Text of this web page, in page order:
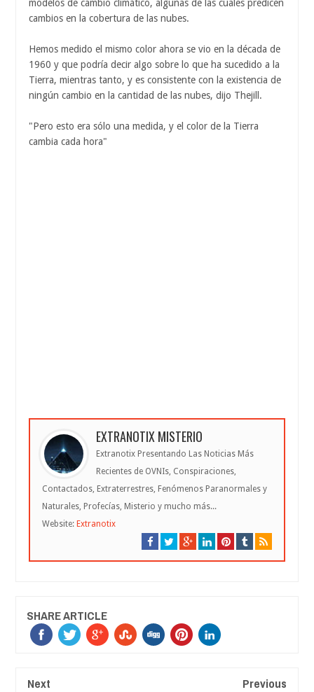
modelos de cambio climático, algunas de las cuales predicen
cambios en la cobertura de las nubes.
Hemos medido el mismo color ahora se vio en la década de
1960 y que podría decir algo sobre lo que ha sucedido a la
Tierra, mientras tanto, y es consistente con la existencia de
ningún cambio en la cantidad de las nubes, dijo Thejill.
"Pero esto era sólo una medida, y el color de la Tierra
cambia cada hora"
EXTRANOTIX MISTERIO
Extranotix Presentando Las Noticias Más
Recientes de OVNIs, Conspiraciones,
Contactados, Extraterrestres, Fenómenos Paranormales y
Naturales, Profecías, Misterio y mucho más...
Website: Extranotix
SHARE ARTICLE
Next Previous